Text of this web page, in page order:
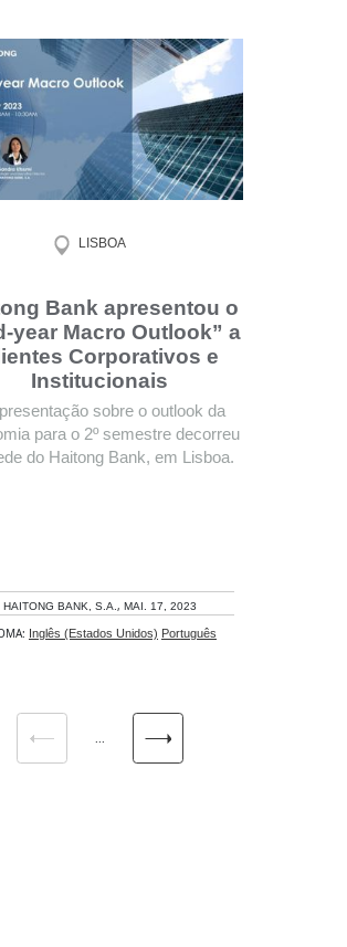
LISBOA
Bank apresentou o
year Macro Outlook” a
Corporativos e
Institucionais
sobre o outlook da
para o 2º semestre decorreu
do Haitong Bank, em Lisboa.
HAITONG BANK, S.A. , MAI. 17, 2023
Inglês (Estados Unidos) Português